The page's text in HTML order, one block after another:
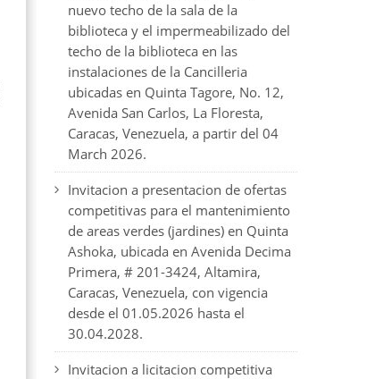
nuevo techo de la sala de la
biblioteca y el impermeabilizado del
techo de la biblioteca en las
instalaciones de la Cancilleria
ubicadas en Quinta Tagore, No. 12,
Avenida San Carlos, La Floresta,
Caracas, Venezuela, a partir del 04
March 2026.
Invitacion a presentacion de ofertas
competitivas para el mantenimiento
de areas verdes (jardines) en Quinta
Ashoka, ubicada en Avenida Decima
Primera, # 201-3424, Altamira,
Caracas, Venezuela, con vigencia
desde el 01.05.2026 hasta el
30.04.2028.
Invitacion a licitacion competitiva